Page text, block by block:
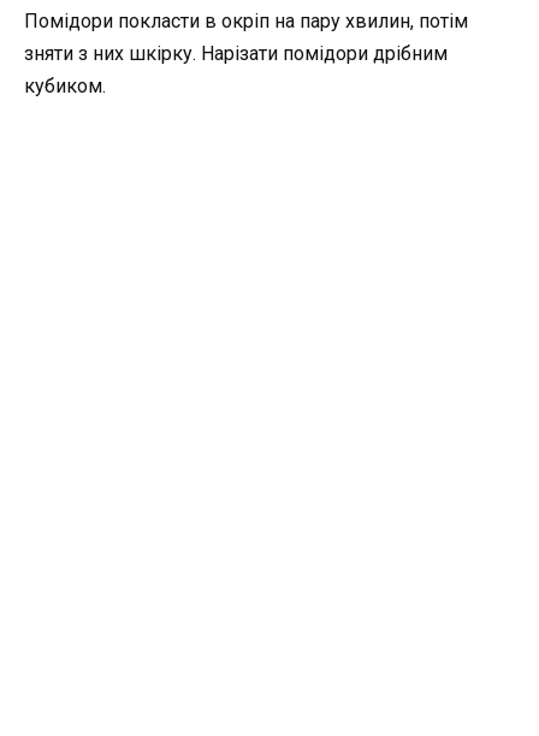
Помідори покласти в окріп на пару хвилин, потім
зняти з них шкірку. Нарізати помідори дрібним
кубиком.